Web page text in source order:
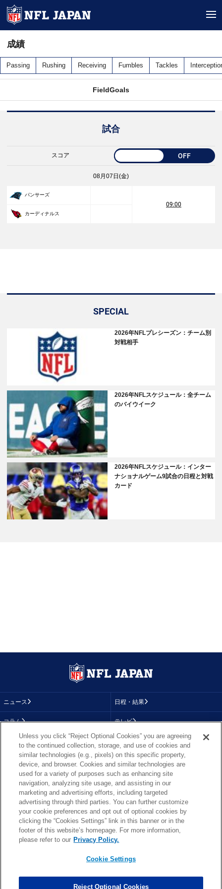
成績
Passing Rushing Receiving Fumbles Tackles
FieldGoals
試合
スコア OFF
08月07日(金)
パンサーズ
09:00
カーディナルス
SPECIAL
2026年NFLプレシーズン：チーム別
対戦相手
2026年NFLスケジュール：全チーム
のバイウイーク
2026年NFLスケジュール：インター
ナショナルゲーム9試合の日程と対戦
カード
ニュース 日程・結果
コラム テレビ
画像
順位表
About NFL
More NFL 特集
TOP お問い合わせ FAQ
PHOTO BY AP Images / PHOTO BY Getty Images
Unless you click “Reject Optional Cookies” you are agreeing
to the continued collection, storage, and use of cookies and
similar technologies (e.g., pixels) on this specific property,
device, and browser. Cookies and similar technologies are
used for a variety of purposes such as enhancing site
navigation, analyzing site usage, and assisting in our
marketing and advertising efforts, including targeted
advertising through third parties. You can further customize
your cookie preferences and opt out of optional cookies by
clicking the “Cookies Settings” link in this banner or in the
footer of this website’s homepage. For more information,
please refer to our Privacy Policy.
Cookie Settings
Reject Optional Cookies